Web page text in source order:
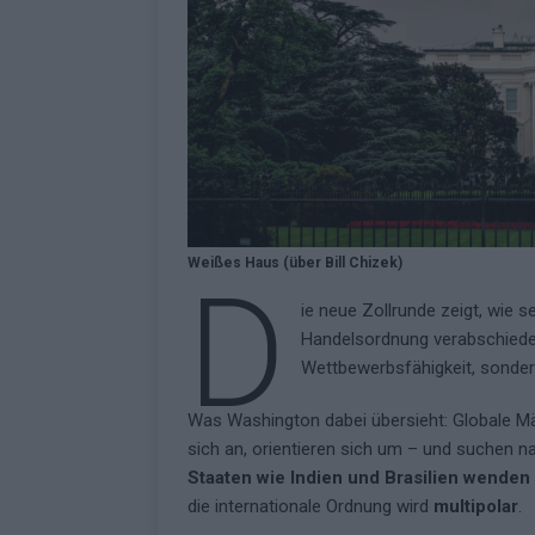
Fazit zum ESC 2026 KOMMENTAR
Weißes Haus (über Bill Chizek)
D
ie neue Zollrunde zeigt, wie
Handelsordnung
Wettbewerbsfähigkeit,
Was Washington dabei übersieht: Globale
sich an, orientieren sich um – und suchen
Staaten wie Indien und Brasilien wenden
die internationale Ordnung wird multipolar.